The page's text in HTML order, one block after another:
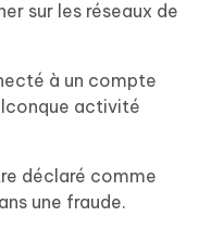
sur les réseaux de
à un compte
activité
déclaré comme
une fraude.